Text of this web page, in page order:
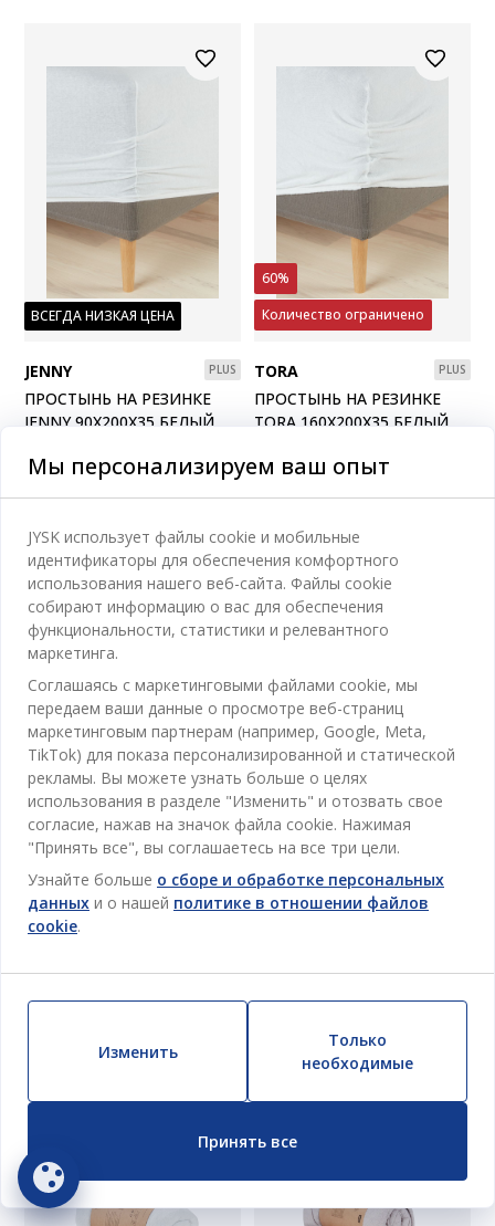
ВСЕГДА НИЗКАЯ ЦЕНА
JENNY PLUS
ПРОСТЫНЬ НА РЕЗИНКЕ
JENNY 90X200X35 БЕЛЫЙ
165MDL
Доставка
Доступно в магазине
60%
Количество ограничено
TORA PLUS
ПРОСТЫНЬ НА РЕЗИНКЕ
TORA 160X200X35 БЕЛЫЙ
90 MDL
Доставка недоступна
Доступно в магазине
ВСЕГДА НИЗКАЯ ЦЕНА
TINDRA
ПРОСТЫНЬ НА РЕЗИНКЕ
TINDRA 90X200X30СМ
СЕРЫЙ
95MDL/ Шт
ВСЕГДА НИЗКАЯ ЦЕНА
ПРОСТЫНЬ НА РЕЗИНКЕ
TINDRA 140/150X200X30
125MDL/ Шт
Доставка
Мы персонализируем ваш опыт
JYSK использует файлы cookie и мобильные
идентификаторы для обеспечения комфортного
использования нашего веб-сайта. Файлы cookie
собирают информацию о вас для обеспечения
функциональности, статистики и релевантного
маркетинга.
Соглашаясь с маркетинговыми файлами cookie, мы
передаем ваши данные о просмотре веб-страниц
маркетинговым партнерам (например, Google, Meta,
TikTok) для показа персонализированной и статической
рекламы. Вы можете узнать больше о целях
использования в разделе "Изменить" и отозвать свое
согласие, нажав на значок файла cookie. Нажимая
"Принять все", вы соглашаетесь на все три цели.
Узнайте больше о сборе и обработке персональных
данных и о нашей политике в отношении файлов
cookie.
Изменить
Только
необходимые
Принять все